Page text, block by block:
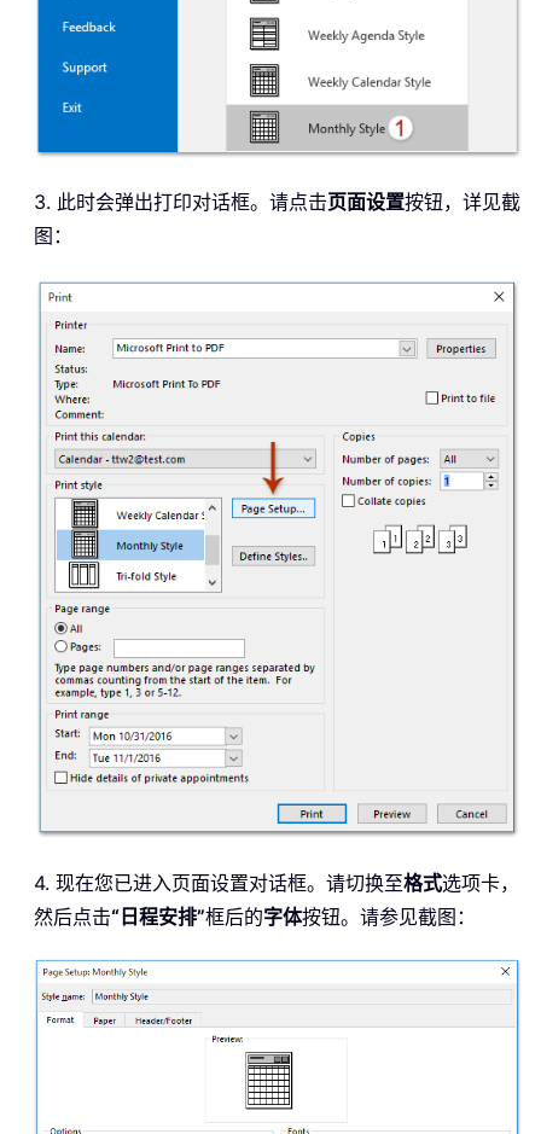
3. 此时会弹出打印对话框。请点击页面设置按钮，详见截
图：
4. 现在您已进入页面设置对话框。请切换至格式选项卡，
然后点击“日程安排”框后的字体按钮。请参见截图：